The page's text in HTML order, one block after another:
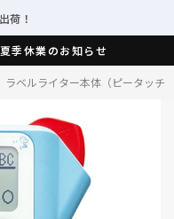
荷！
休業のお知らせ
ラベルライター本体（ピータッチ